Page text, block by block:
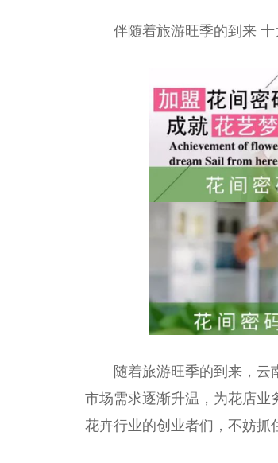
伴随着旅游旺季的到来
随着旅游旺季的到来，
市场需求逐渐升温，为花店业
花卉行业的创业者们，不妨抓